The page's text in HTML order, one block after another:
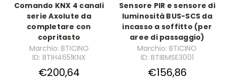
Comando KNX 4 canali
serie Axolute da
completare con
copritasto
Marchio: BTICINO
ID: BTIH4651KNX
€200,64
Sensore PIR e sensore di
luminosità BUS-SCS da
incasso a soffitto (per
aree di passaggio)
Marchio: BTICINO
ID: BTIBMSE3001
€156,86